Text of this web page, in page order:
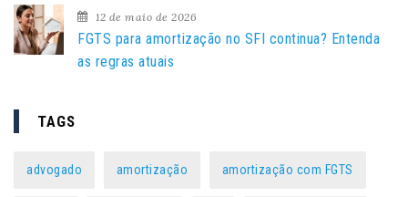
12 de maio de 2026
FGTS para amortização no SFI continua? Entenda
as regras atuais
TAGS
advogado amortização amortização com FGTS